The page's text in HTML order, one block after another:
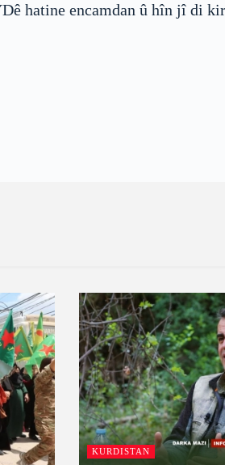
hatine encamdan û hîn jî di
KURDISTAN